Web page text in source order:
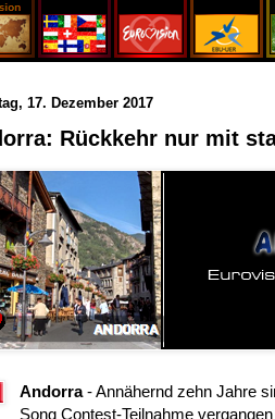
17. Dezember 2017
Rückkehr nur mit
Andorra- Annähernd zehn Jahre
Song Contest-Teilnahme